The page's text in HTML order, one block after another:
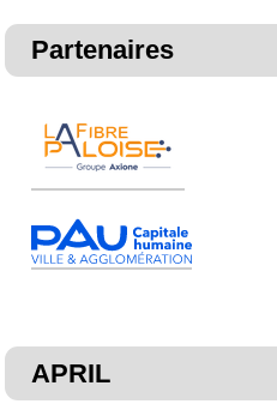
Partenaires
APRIL